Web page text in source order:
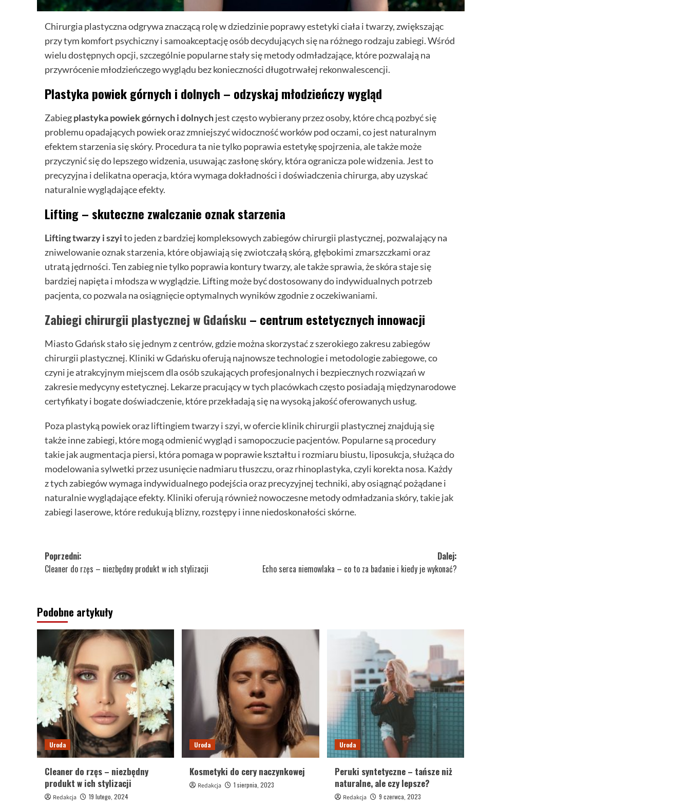
Chirurgia plastyczna odgrywa znaczącą rolę w dziedzinie poprawy estetyki ciała i twarzy, zwiększając
przy tym komfort psychiczny i samoakceptację osób decydujących się na różnego rodzaju zabiegi. Wśród
wielu dostępnych opcji, szczególnie popularne stały się metody odmładzające, które pozwalają na
przywrócenie młodzieńczego wyglądu bez konieczności długotrwałej rekonwalescencji.
Plastyka powiek górnych i dolnych – odzyskaj młodzieńczy wygląd
Zabiegplastyka powiek górnych i dolnychjest często wybierany przez osoby, które chcą pozbyć się
problemu opadających powiek oraz zmniejszyć widoczność worków pod oczami, co jest naturalnym
efektem starzenia się skóry. Procedura ta nie tylko poprawia estetykę spojrzenia, ale także może
przyczynić się do lepszego widzenia, usuwając zasłonę skóry, która ogranicza pole widzenia. Jest to
precyzyjna i delikatna operacja, która wymaga dokładności i doświadczenia chirurga, aby uzyskać
naturalnie wyglądające efekty.
Lifting – skuteczne zwalczanie oznak starzenia
Lifting twarzy i szyito jeden z bardziej kompleksowych zabiegów chirurgii plastycznej, pozwalający na
zniwelowanie oznak starzenia, które objawiają się zwiotczałą skórą, głębokimi zmarszczkami oraz
utratą jędrności. Ten zabieg nie tylko poprawia kontury twarzy, ale także sprawia, że skóra staje się
bardziej napięta i młodsza w wyglądzie. Lifting może być dostosowany do indywidualnych potrzeb
pacjenta, co pozwala na osiągnięcie optymalnych wyników zgodnie z oczekiwaniami.
Zabiegi chirurgii plastycznej w Gdańsku – centrum estetycznych innowacji
Miasto Gdańsk stało się jednym z centrów, gdzie można skorzystać z szerokiego zakresu zabiegów
chirurgii plastycznej. Kliniki w Gdańsku oferują najnowsze technologie i metodologie zabiegowe, co
czyni je atrakcyjnym miejscem dla osób szukających profesjonalnych i bezpiecznych rozwiązań w
zakresie medycyny estetycznej. Lekarze pracujący w tych placówkach często posiadają międzynarodowe
certyfikaty i bogate doświadczenie, które przekładają się na wysoką jakość oferowanych usług.
Poza plastyką powiek oraz liftingiem twarzy i szyi, w ofercie klinik chirurgii plastycznej znajdują się
także inne zabiegi, które mogą odmienić wygląd i samopoczucie pacjentów. Popularne są procedury
takie jak augmentacja piersi, która pomaga w poprawie kształtu i rozmiaru biustu, liposukcja, służąca do
modelowania sylwetki przez usunięcie nadmiaru tłuszczu, oraz rhinoplastyka, czyli korekta nosa. Każdy
z tych zabiegów wymaga indywidualnego podejścia oraz precyzyjnej techniki, aby osiągnąć pożądane i
naturalnie wyglądające efekty. Kliniki oferują również nowoczesne metody odmładzania skóry, takie jak
zabiegi laserowe, które redukują blizny, rozstępy i inne niedoskonałości skórne.
Zobacz
wpisy
Poprzedni:
Cleaner do rzęs – niezbędny produkt w ich stylizacji
Dalej:
Echo serca niemowlaka – co to za badanie i kiedy je wykonać?
Podobne artykuły
Uroda
Cleaner do rzęs – niezbędny
produkt w ich stylizacji
Redakcja 19 lutego, 2024
Uroda
Kosmetyki do cery naczynkowej
Redakcja 1 sierpnia, 2023
Uroda
Peruki syntetyczne – tańsze niż
naturalne, ale czy lepsze?
Redakcja 9 czerwca, 2023